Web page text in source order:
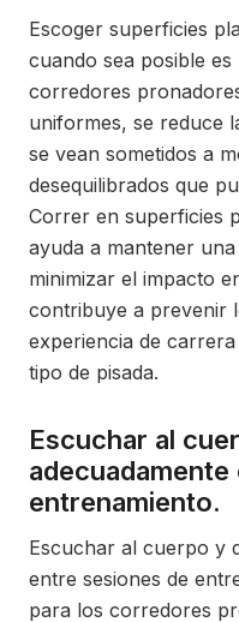
Escoger superficies
cuando sea posible
corredores
uniformes, se reduce
se vean sometidos a
desequilibrados que
Correr en superficies
ayuda a mantener
minimizar el impacto
contribuye a prevenir
experiencia de
tipo de pisada.
Escuchar al
entrenamiento.
Escuchar al cuerpo y
entre sesiones de
para los corredores